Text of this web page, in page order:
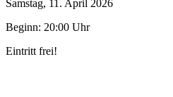
Samstag, 11. April 2026
Beginn: 20:00 Uhr
Eintritt frei!